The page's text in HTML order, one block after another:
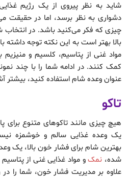
شاید به نظر پیروی از یک رژیم
دشواری به نظر برسد، اما در حقیقت
چیزی که فکر می‌کنید باشد. در
بالا بهتر است به این نکته توجه
مواد غنی از پتاسیم، کلسیم و
کمک کنند. در ادامه شما را با چند
عنوان وعده شام استفاده کنید، بیشتر
تاکو
هیچ چیزی مانند تاکوهای متنوع برای
یک وعده غذایی سالم و خوشمزه
بهترین شام برای فشار خون بالا، یک
شده، نمکو مواد غذایی غنی از
علاوه بر مدیریت فشار خون، شما را